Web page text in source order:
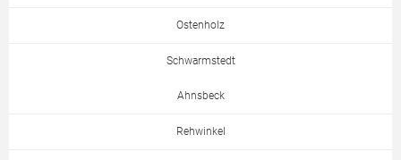
Ostenholz
Schwarmstedt
Ahnsbeck
Rehwinkel